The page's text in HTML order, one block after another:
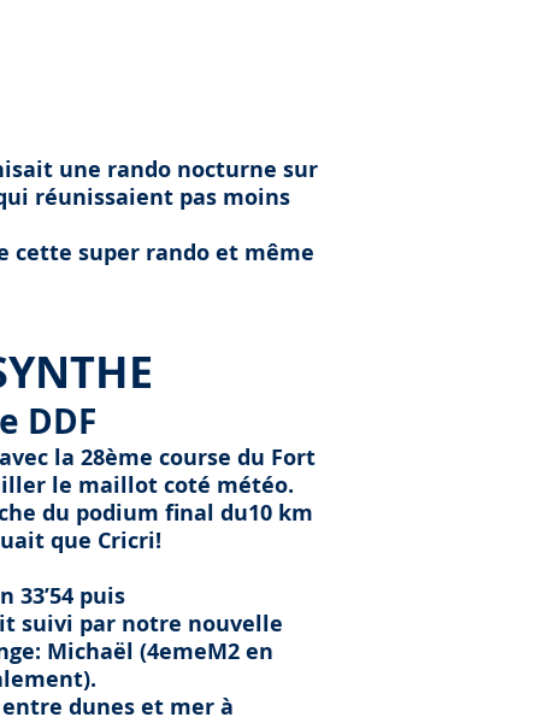
une rando nocturne sur
réunissaient pas moins
cette super rando et même
DDF
la 28ème course du Fort
le maillot coté météo.
du podium final du10 km
que Cricri!
33’54 puis
suivi par notre nouvelle
Michaël (4emeM2 en
dunes et mer à